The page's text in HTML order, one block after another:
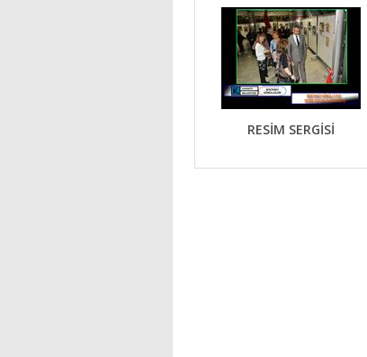
RESİM SERGİSİ